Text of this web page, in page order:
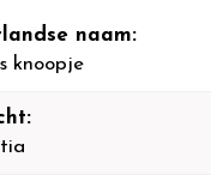
naam:
knoopje